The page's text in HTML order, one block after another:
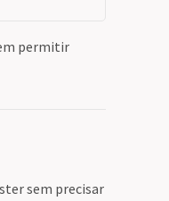
permitir
sem precisar